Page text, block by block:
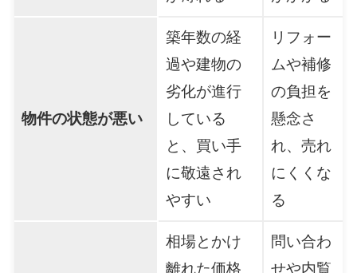
物件の状態が悪い
築年数の経
過や建物の
劣化が進行
している
と、買い手
に敬遠され
やすい
リフォー
ムや補修
の負担を
懸念さ
れ、売れ
にくくな
る
相場とかけ
離れた価格
問い合わ
せや内覧